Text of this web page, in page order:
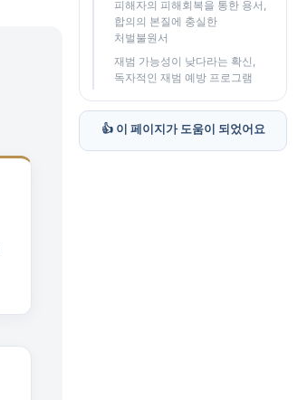
피해자의 피해회복을 통한 용서,
합의의 본질에 충실한
처벌불원서
재범 가능성이 낮다라는 확신,
독자적인 재범 예방 프로그램
👍 이 페이지가 도움이 되었어요